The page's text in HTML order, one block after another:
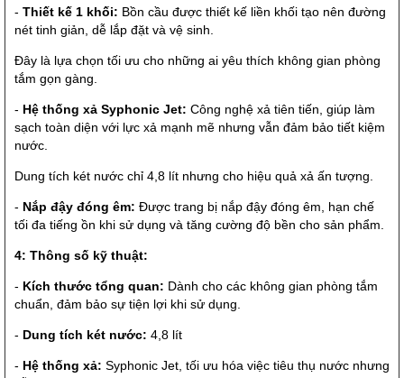
- Thiết kế 1 khối: Bồn cầu được thiết kế liền khối tạo nên đường
nét tinh giản, dễ lắp đặt và vệ sinh.
Đây là lựa chọn tối ưu cho những ai yêu thích không gian phòng
tắm gọn gàng.
- Hệ thống xả Syphonic Jet: Công nghệ xả tiên tiến, giúp làm
sạch toàn diện với lực xả mạnh mẽ nhưng vẫn đảm bảo tiết kiệm
nước.
Dung tích két nước chỉ 4,8 lít nhưng cho hiệu quả xả ấn tượng.
- Nắp đậy đóng êm: Được trang bị nắp đậy đóng êm, hạn chế
tối đa tiếng ồn khi sử dụng và tăng cường độ bền cho sản phẩm.
4: Thông số kỹ thuật:
- Kích thước tổng quan: Dành cho các không gian phòng tắm
chuẩn, đảm bảo sự tiện lợi khi sử dụng.
- Dung tích két nước: 4,8 lít
- Hệ thống xả: Syphonic Jet, tối ưu hóa việc tiêu thụ nước nhưng